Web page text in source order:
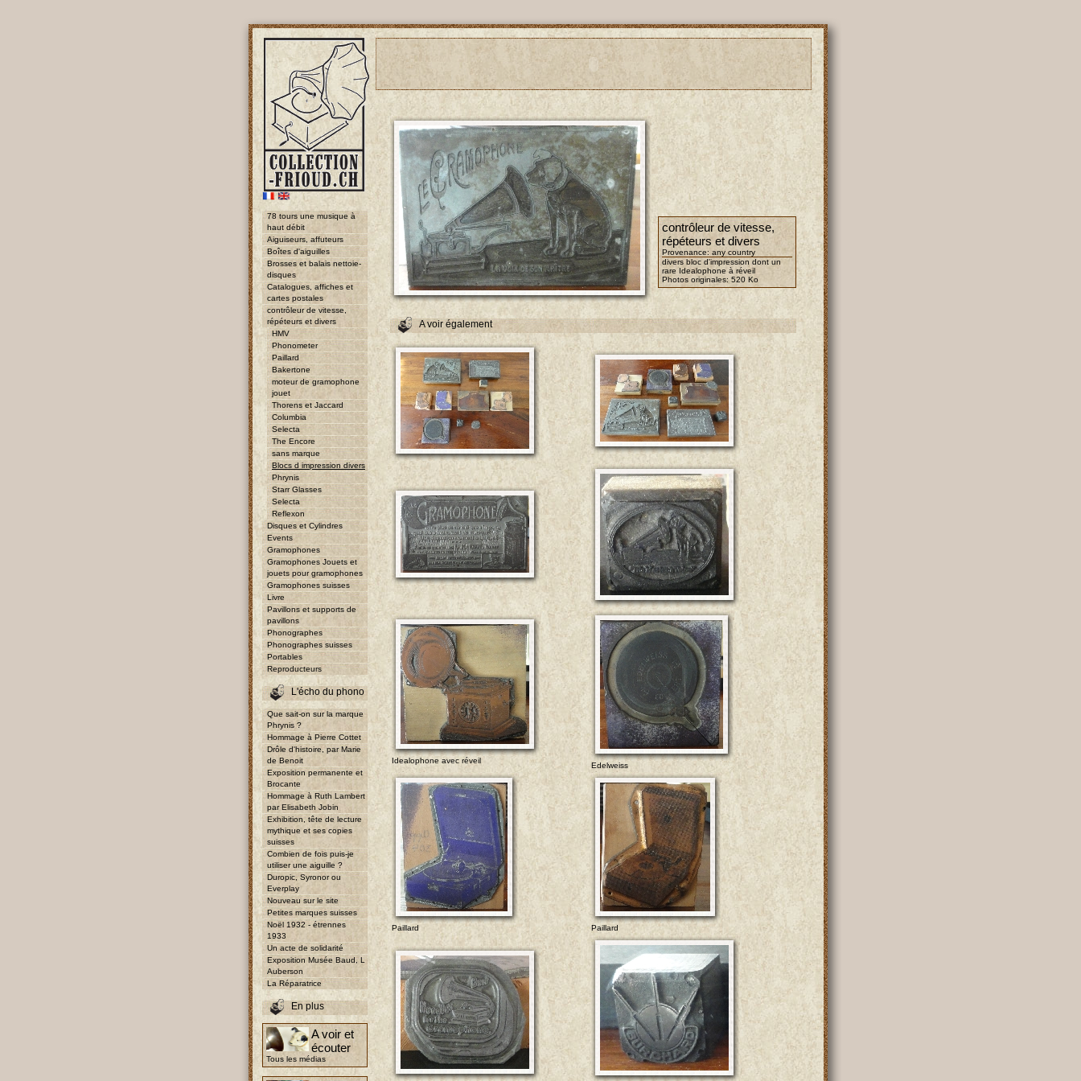
78 tours une musique à
haut débit
Aiguiseurs, affuteurs
Boîtes d'aiguilles
Brosses et balais nettoie-
disques
Catalogues, affiches et
cartes postales
contrôleur de vitesse,
répéteurs et divers
HMV
Phonometer
Paillard
Bakertone
moteur de gramophone
jouet
Thorens et Jaccard
Columbia
Selecta
The Encore
sans marque
Blocs d impression divers
Phrynis
Starr Glasses
Selecta
Reflexon
Disques et Cylindres
Events
Gramophones
Gramophones Jouets et
jouets pour gramophones
Gramophones suisses
Livre
Pavillons et supports de
pavillons
Phonographes
Phonographes suisses
Portables
Reproducteurs
L'écho du phono
Que sait-on sur la marque
Phrynis ?
Hommage à Pierre Cottet
Drôle d'histoire, par Marie
de Benoit
Exposition permanente et
Brocante
Hommage à Ruth Lambert
par Elisabeth Jobin
Exhibition, tête de lecture
mythique et ses copies
suisses
Combien de fois puis-je
utiliser une aiguille ?
Duropic, Syronor ou
Everplay
Nouveau sur le site
Petites marques suisses
Noël 1932 - étrennes
1933
Un acte de solidarité
Exposition Musée Baud, L
Auberson
La Réparatrice
En plus
A voir et
écouter
Tous les médias
contrôleur de vitesse,
répéteurs et divers
Provenance: any country
divers bloc d'impression dont un
rare Idealophone à réveil
Photos originales: 520 Ko
A voir également
Idealophone avec réveil
Edelweiss
Paillard Paillard